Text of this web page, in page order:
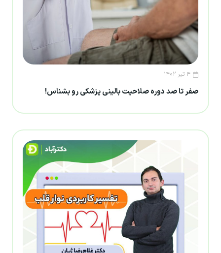
۴ تیر ۱۴۰۲
صفر تا صد دوره صلاحیت بالینی پزشکی رو بشناس!